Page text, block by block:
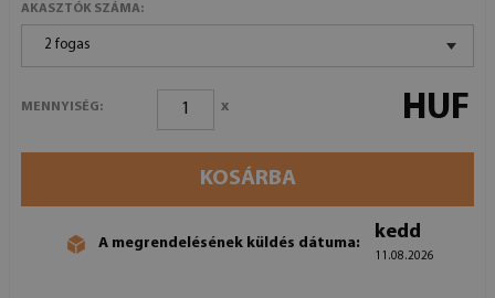
AKASZTÓK SZÁMA:
2 fogas
MENNYISÉG: x HUF
KOSÁRBA
A megrendelésének küldés dátuma:
kedd
11.08.2026